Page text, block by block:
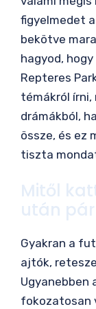
figyelmedet
bekötve
hagyod,
Repteres
témákról
drámákból,
össze, és ez
tiszta
Mitől
után
Gyakran a
ajtók,
Ugyanebben
fokozatosan